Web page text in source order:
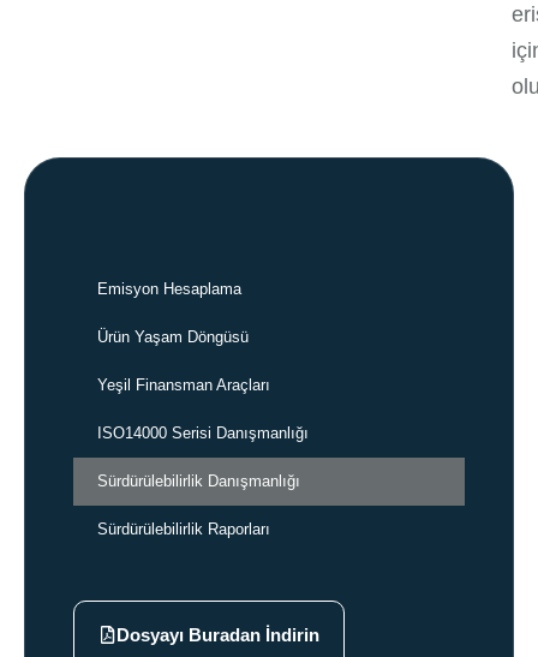
Emisyon Hesaplama
Ürün Yaşam Döngüsü
Yeşil Finansman Araçları
ISO14000 Serisi Danışmanlığı
Sürdürülebilirlik Danışmanlığı
Sürdürülebilirlik Raporları
Dosyayı Buradan İndirin